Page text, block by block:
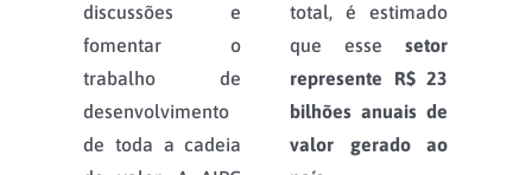
discussões e
fomentar o
trabalho de
desenvolvimento
de toda a cadeia
total, é estimado
que esse setor
represente R$ 23
bilhões anuais de
valor gerado ao